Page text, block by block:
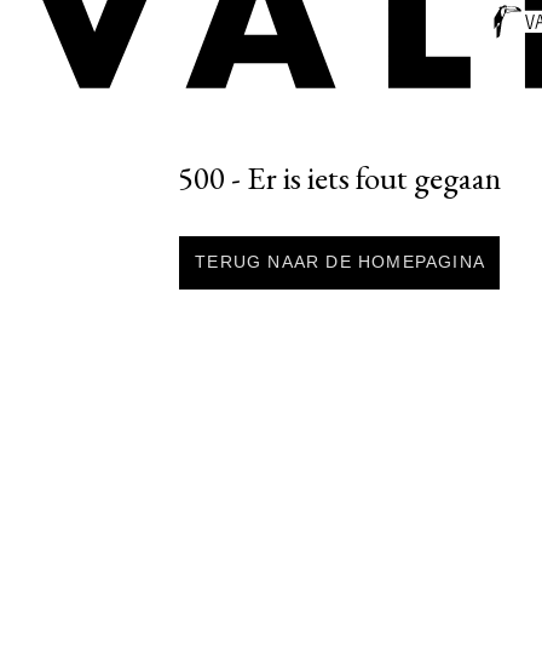
500 - Er is iets fout gegaan
TERUG NAAR DE HOMEPAGINA